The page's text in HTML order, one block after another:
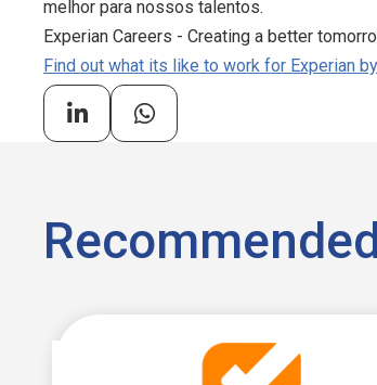
melhor para nossos talentos.
Experian Careers - Creating a better
Find out what its like to work for Experian